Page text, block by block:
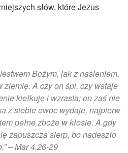
słów, które Jezus
Bożym, jak z nasieniem,
ziemię. A czy on śpi, czy wstaje
kiełkuje i wzrasta; on zaś nie
z siebie owoc wydaje, najpierw
pełne zboże w kłosie. A gdy
zapuszcza sierp, bo nadeszło
– Mar 4,26-29